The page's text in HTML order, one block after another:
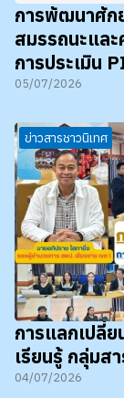
การพัฒนาศัก
สมรรถนะแล
การประเมิน
05/07/2026
ข่าวสารชาวนิเทศ
การแลกเปลี่
เรียนรู้ กลุ่มส
04/07/2026